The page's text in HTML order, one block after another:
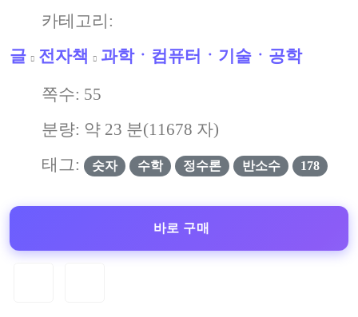
카테고리:
글
전자책 과학ㆍ컴퓨터ㆍ기술ㆍ공학
쪽수: 55
분량: 약 23 분(11678 자)
태그:
숫자 수학 정수론 반소수 178
바로 구매